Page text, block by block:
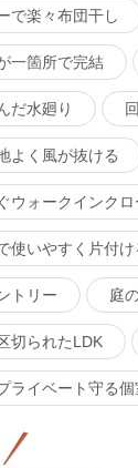
で楽々布団干し
一箇所で完結
だ水廻り
よく風が抜ける
ウォークインクロ
使いやすく片付け
トリー 庭
切られたLDK
ライベート守る個